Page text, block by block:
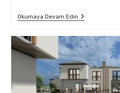
Okumaya Devam EdinYeni
Deprem
Güvenli
Mimari
Zorunlulukları